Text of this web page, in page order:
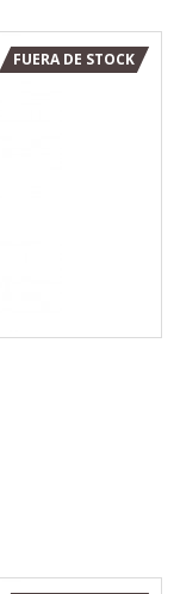
FUERA DE STOCK